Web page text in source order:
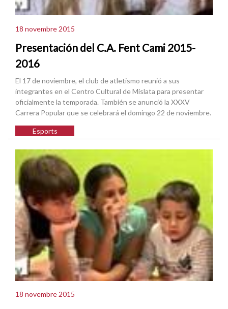
18 novembre 2015
Presentación del C.A. Fent Cami 2015-
2016
El 17 de noviembre, el club de atletismo reunió a sus
integrantes en el Centro Cultural de Mislata para presentar
oficialmente la temporada. También se anunció la XXXV
Carrera Popular que se celebrará el domingo 22 de noviembre.
Esports
18 novembre 2015